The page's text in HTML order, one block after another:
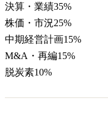
決算・業績35%
株価・市況25%
中期経営計画15%
M&A・再編15%
脱炭素10%